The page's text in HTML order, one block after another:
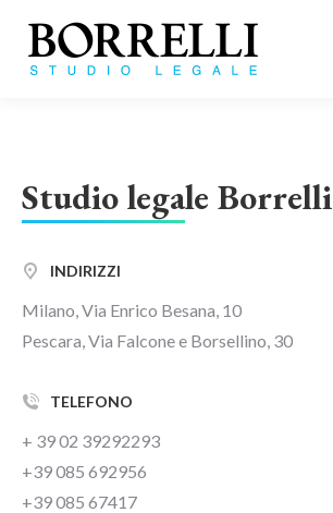
Studio legale Borrelli
INDIRIZZI
Milano, Via Enrico Besana, 10
Pescara, Via Falcone e Borsellino, 30
TELEFONO
+ 39 02 39292293
+39 085 692956
+39 085 67417